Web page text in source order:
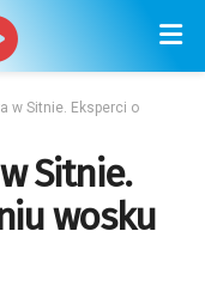
w Sitnie. Eksperci o
Sitnie.
wosku